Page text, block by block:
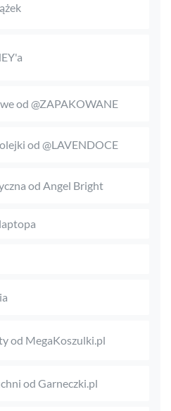
od @ZAPAKOWANE
od @LAVENDOCE
od Angel Bright
od MegaKoszulki.pl
od Garneczki.pl